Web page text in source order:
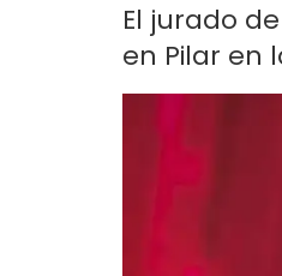
El jurado
en Pilar en